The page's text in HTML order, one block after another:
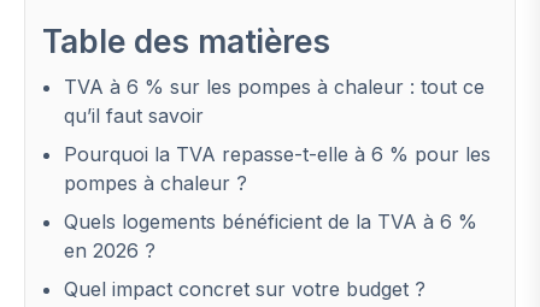
Table des matières
TVA à 6 % sur les pompes à chaleur : tout ce
qu’il faut savoir
Pourquoi la TVA repasse-t-elle à 6 % pour les
pompes à chaleur ?
Quels logements bénéficient de la TVA à 6 %
en 2026 ?
Quel impact concret sur votre budget ?